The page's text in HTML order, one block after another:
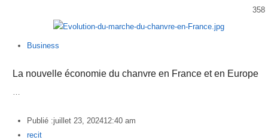
358
Business
La nouvelle économie du chanvre en France et en Europe
…
Publié :juillet 23, 202412:40 am
Author
recit